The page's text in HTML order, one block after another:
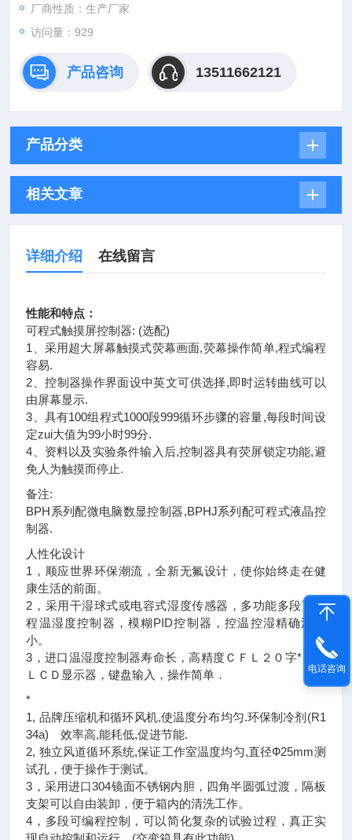
厂商性质：生产厂家
访问量：929
产品咨询 13511662121
产品分类
相关文章
详细介绍 在线留言
性能和特点：
可程式触摸屏控制器: (选配)
1、采用超大屏幕触摸式荧幕画面,荧幕操作简单,程式编程
容易.
2、控制器操作界面设中英文可供选择,即时运转曲线可以
由屏幕显示.
3、具有100组程式1000段999循环步骤的容量,每段时间设
定zui大值为99小时99分.
4、资料以及实验条件输入后,控制器具有荧屏锁定功能,避
免人为触摸而停止.
备注:
BPH系列配微电脑数显控制器,BPHJ系列配可程式液晶控
制器.
人性化设计
1，顺应世界环保潮流，全新无氟设计，使你始终走在健
康生活的前面。
2，采用干湿球式或电容式湿度传感器，多功能多段可编
程温湿度控制器，模糊PID控制器，控温控湿精确波动
小。
3，进口温湿度控制器寿命长，高精度ＣＦＬ２０字*６行
ＬＣＤ显示器，键盘输入，操作简单．
*
1, 品牌压缩机和循环风机,使温度分布均匀.环保制冷剂(R1
34a) 效率高,能耗低,促进节能.
2, 独立风道循环系统,保证工作室温度均匀,直径Ф25mm测
试孔，便于操作于测试。
3，采用进口304镜面不锈钢内胆，四角半圆弧过渡，隔板
支架可以自由装卸，便于箱内的清洗工作。
4，多段可编程控制，可以简化复杂的试验过程，真正实
电话咨询